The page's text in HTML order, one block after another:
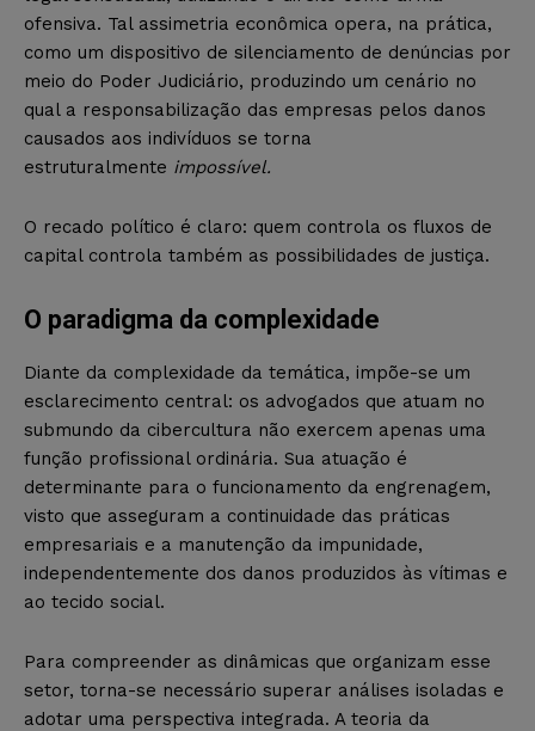
ofensiva. Tal assimetria econômica opera, na prática,
como um dispositivo de silenciamento de denúncias por
meio do Poder Judiciário, produzindo um cenário no
qual a responsabilização das empresas pelos danos
causados aos indivíduos se torna
estruturalmente impossível.
O recado político é claro: quem controla os fluxos de
capital controla também as possibilidades de justiça.
O paradigma da complexidade
Diante da complexidade da temática, impõe-se um
esclarecimento central: os advogados que atuam no
submundo da cibercultura não exercem apenas uma
função profissional ordinária. Sua atuação é
determinante para o funcionamento da engrenagem,
visto que asseguram a continuidade das práticas
empresariais e a manutenção da impunidade,
independentemente dos danos produzidos às vítimas e
ao tecido social.
Para compreender as dinâmicas que organizam esse
setor, torna-se necessário superar análises isoladas e
adotar uma perspectiva integrada. A teoria da